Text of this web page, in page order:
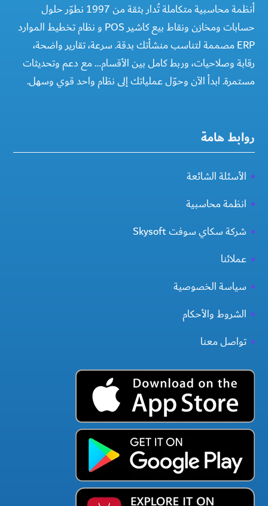
أنظمة محاسبية متكاملة تُدار بثقة من 1997 نطوّر حلول
حسابات ومخازن ونقاط بيع كاشير POS و نظام تخطيط الموارد
ERP مصممة لتناسب منشأتك بدقة. سرعة، تقارير واضحة،
رقابة وصلاحيات، وربط كامل بين الأقسام… مع دعم وتحديثات
مستمرة. ابدأ الآن وحوّل عملياتك إلى نظام واحد قوي وسهل.
روابط هامة
الأسئلة الشائعة
انظمة محاسبية
شركة سكاي سوفت Skysoft
عملائنا
سياسة الخصوصية
الشروط والأحكام
تواصل معنا